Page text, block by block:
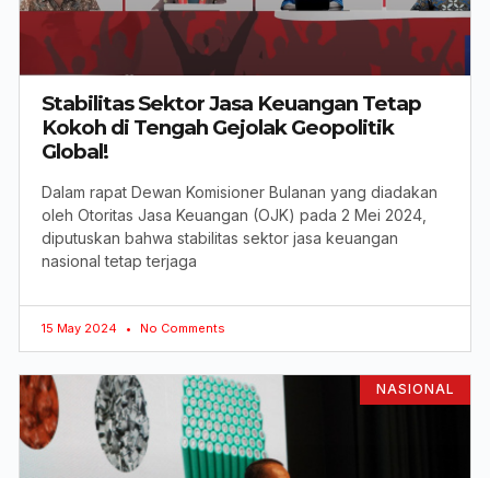
Stabilitas Sektor Jasa Keuangan Tetap
Kokoh di Tengah Gejolak Geopolitik
Global!
Dalam rapat Dewan Komisioner Bulanan yang diadakan
oleh Otoritas Jasa Keuangan (OJK) pada 2 Mei 2024,
diputuskan bahwa stabilitas sektor jasa keuangan
nasional tetap terjaga
15 May 2024 No Comments
NASIONAL